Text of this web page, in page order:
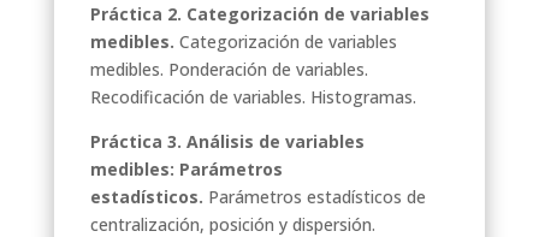
Práctica 2. Categorización de variables
medibles. Categorización de variables
medibles. Ponderación de variables.
Recodificación de variables. Histogramas.
Práctica 3. Análisis de variables
medibles: Parámetros
estadísticos. Parámetros estadísticos de
centralización, posición y dispersión.